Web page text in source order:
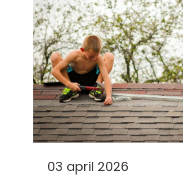
03 april 2026